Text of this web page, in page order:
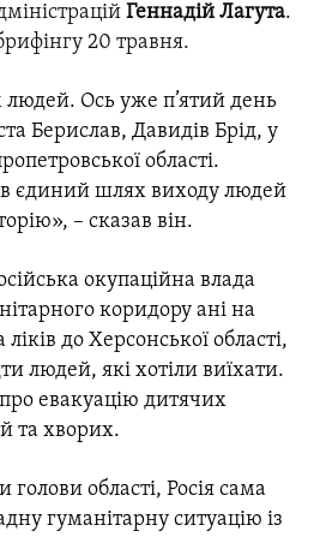
Геннадій Лагута.
20 травня.
людей. Ось уже п’ятий день
Берислав, Давидів Брід, у
області.
єдиний шлях виходу людей
– сказав він.
окупаційна влада
коридору ані на
до Херсонської області,
людей, які хотіли виїхати.
евакуацію дитячих
та хворих.
області, Росія сама
гуманітарну ситуацію із